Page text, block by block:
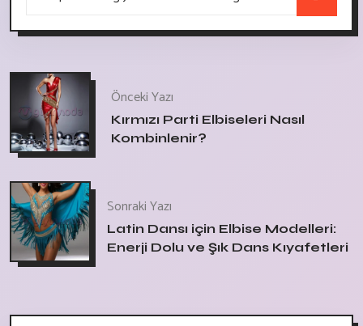
Önceki Yazı
Kırmızı Parti Elbiseleri Nasıl
Kombinlenir?
Sonraki Yazı
Latin Dansı için Elbise Modelleri:
Enerji Dolu ve Şık Dans Kıyafetleri